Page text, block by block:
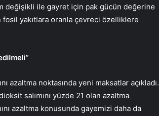
değişikli ile gayret için pak gücün değerine
fosil yakıtlara oranla çevreci özelliklere
azaltma noktasında yeni maksatlar açıkladı.
salımını yüzde 21 olan azaltma
azaltma konusunda gayemizi daha da